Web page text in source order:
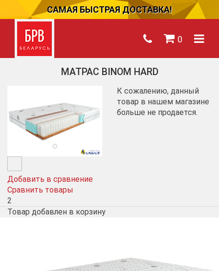
САМАЯ БЫСТРАЯ ДОСТАВКА!
0
МАТРАС BINOM HARD
Добавить в сравнение
Сравнить товары
2
К сожалению, данный
товар в нашем магазине
больше не продается.
Товар добавлен в корзину